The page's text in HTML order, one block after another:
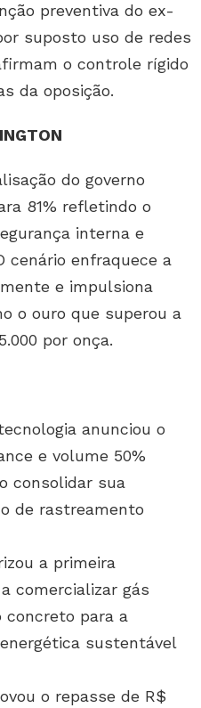
preventiva do ex-
suposto uso de redes
o controle rígido
da oposição.
do governo
81% refletindo o
interna e
cenário enfraquece a
e impulsiona
o ouro que superou a
por onça.
anunciou o
e volume 50%
consolidar sua
de rastreamento
a primeira
comercializar gás
concreto para a
sustentável
o repasse de R$